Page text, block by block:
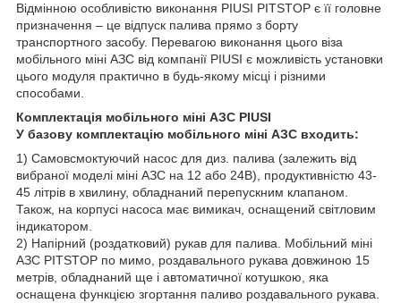
Відмінною особливістю виконання PIUSI PITSTOP є її головне
призначення – це відпуск палива прямо з борту
транспортного засобу. Перевагою виконання цього віза
мобільного міні АЗС від компанії PIUSI є можливість установки
цього модуля практично в будь-якому місці і різними
способами.
Комплектація мобільного міні АЗС PIUSI
У базову комплектацію мобільного міні АЗС входить:
1) Самовсмоктуючий насос для диз. палива (залежить від
вибраної моделі міні АЗС на 12 або 24В), продуктивністю 43-
45 літрів в хвилину, обладнаний перепускним клапаном.
Також, на корпусі насоса має вимикач, оснащений світловим
індикатором.
2) Напірний (роздатковий) рукав для палива. Мобільний міні
АЗС PITSTOP по мимо, роздавального рукава довжиною 15
метрів, обладнаний ще і автоматичної котушкою, яка
оснащена функцією згортання паливо роздавального рукава.